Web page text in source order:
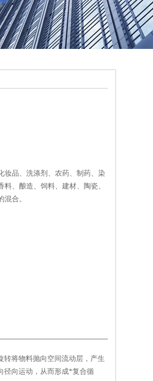
妆品、洗涤剂、农药、制药、染
、酿造、饲料、建材、陶瓷、
合。
转将物料抛向空间流动层，产生
径向运动，从而形成*复合循